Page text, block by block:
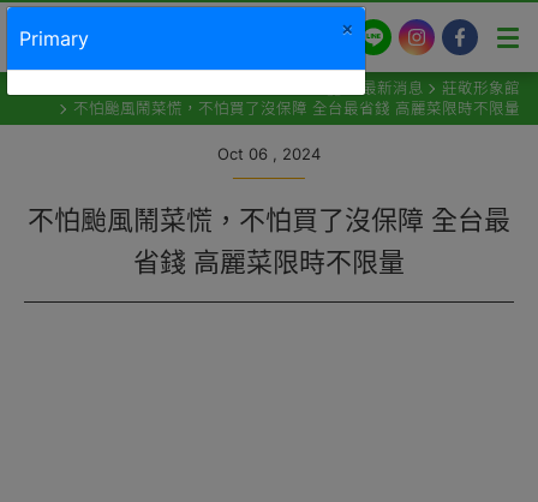
LINE InstagramFacebook
最新消息
莊敬形象館
不怕颱風鬧菜慌，不怕買了沒保障 全台最省錢 高麗菜限時不限量
Oct 06 , 2024
不怕颱風鬧菜慌，不怕買了沒保障 全台最
省錢 高麗菜限時不限量
Primary ×